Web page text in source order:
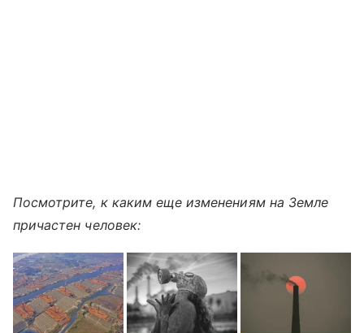
Посмотрите, к каким еще изменениям на Земле
причастен человек: